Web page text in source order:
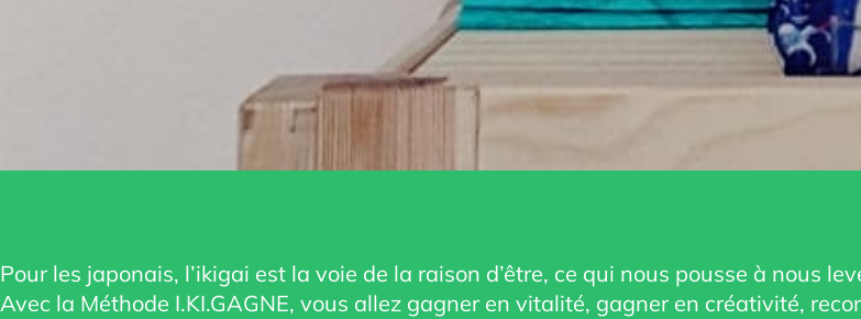
Pour les japonais, l’ikigai est la voie de la raison d’être, ce qui nous pousse à nous
Avec la Méthode I.KI.GAGNE, vous allez gagner en vitalité, gagner en créativité,